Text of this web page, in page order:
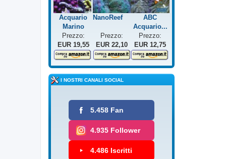
Acquario
Marino
NanoReef
ABC
Acquario...
Prezzo:
EUR 19,55
Prezzo:
EUR 22,10
Prezzo:
EUR 12,75
I NOSTRI CANALI SOCIAL
5.458 Fan
4.935 Follower
4.486 Iscritti